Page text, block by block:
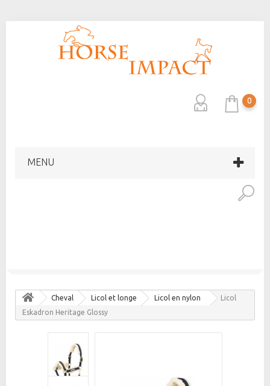
0
MENU
Cheval Licol et longe Licol en nylon
Licol
Eskadron Heritage Glossy